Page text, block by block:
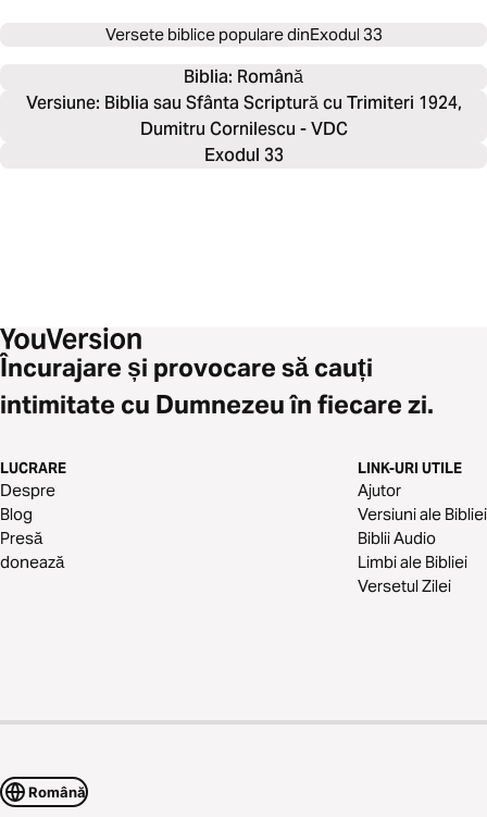
Versete biblice populare dinExodul 33
Biblia: Română
Versiune: Biblia sau Sfânta Scriptură cu Trimiteri 1924,
Dumitru Cornilescu - VDC
Exodul 33
Încurajare și provocare să cauți
intimitate cu Dumnezeu în fiecare zi.
LUCRARE
Despre
Blog
Presă
donează
LINK-URI UTILE
Ajutor
Versiuni ale Bibliei
Biblii Audio
Limbi ale Bibliei
Versetul Zilei
Română